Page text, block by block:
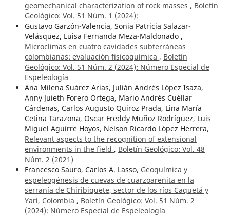
geomechanical characterization of rock masses , Boletín
Geológico: Vol. 51 Núm. 1 (2024):
Gustavo Garzón-Valencia, Sonia Patricia Salazar-
Velásquez, Luisa Fernanda Meza-Maldonado ,
Microclimas en cuatro cavidades subterráneas
colombianas: evaluación fisicoquímica , Boletín
Geológico: Vol. 51 Núm. 2 (2024): Número Especial de
Espeleología
Ana Milena Suárez Arias, Julián Andrés López Isaza,
Anny Juieth Forero Ortega, Mario Andrés Cuéllar
Cárdenas, Carlos Augusto Quiroz Prada, Lina María
Cetina Tarazona, Oscar Freddy Muñoz Rodríguez, Luis
Miguel Aguirre Hoyos, Nelson Ricardo López Herrera,
Relevant aspects to the recognition of extensional
environments in the field , Boletín Geológico: Vol. 48
Núm. 2 (2021)
Francesco Sauro, Carlos A. Lasso, Geoquímica y
espeleogénesis de cuevas de cuarzoarenita en la
serranía de Chiribiquete, sector de los ríos Caquetá y
Yarí, Colombia , Boletín Geológico: Vol. 51 Núm. 2
(2024): Número Especial de Espeleología